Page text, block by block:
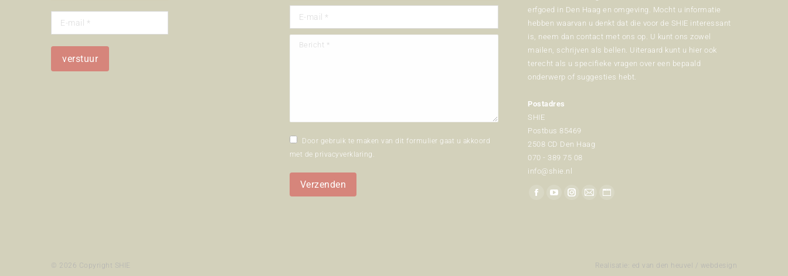
E-mail *
Bericht *
Door gebruik te maken van dit formulier gaat u akkoord
met de privacyverklaring .
Verzenden
erfgoed in Den Haag en omgeving. Mocht u informatie
hebben waarvan u denkt dat die voor de SHIE interessant
is, neem dan contact met ons op. U kunt ons zowel
mailen, schrijven als bellen. Uiteraard kunt u hier ook
terecht als u specifieke vragen over een bepaald
onderwerp of suggesties hebt.
Postadres
SHIE
Postbus 85469
2508 CD Den Haag
070 - 389 75 08
info@shie.nl
Vind ons op:
Facebook
YouTubeInstagram
© 2026 Copyright SHIE Realisatie: ed van den heuvel / webdesign